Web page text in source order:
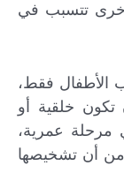
تتسبب في
الأطفال فقط،
تكون خلقية أو
مرحلة عمرية،
من أن تشخيصها